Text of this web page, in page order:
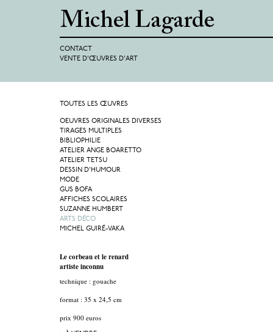
CONTACT
VENTE D'ŒUVRES D'ART
TOUTES LES ŒUVRES
OEUVRES ORIGINALES DIVERSES
TIRAGES MULTIPLES
BIBLIOPHILIE
ATELIER ANGE BOARETTO
ATELIER TETSU
DESSIN D'HUMOUR
MODE
GUS BOFA
AFFICHES SCOLAIRES
SUZANNE HUMBERT
ARTS DÉCO
MICHEL GUIRÉ-VAKA
Le corbeau et le renard
artiste inconnu
technique : gouache
format : 35 x 24,5 cm
prix 900 euros